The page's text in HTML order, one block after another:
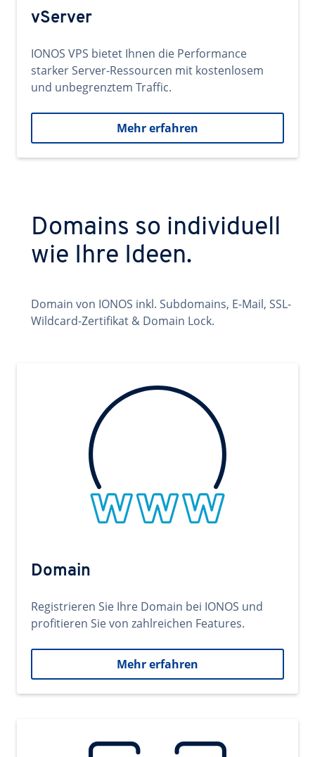
vServer
IONOS VPS bietet Ihnen die Performance
starker Server-Ressourcen mit kostenlosem
und unbegrenztem Traffic.
Mehr erfahren
Domains so individuell
wie Ihre Ideen.
Domain von IONOS inkl. Subdomains, E-Mail, SSL-
Wildcard-Zertifikat & Domain Lock.
Domain
Registrieren Sie Ihre Domain bei IONOS und
profitieren Sie von zahlreichen Features.
Mehr erfahren